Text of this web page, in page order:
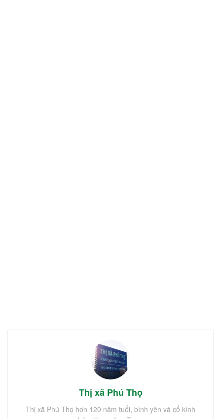
Thị xã Phú Thọ
Thị xã Phú Thọ hơn 120 năm tuổi, bình yên và cổ kính